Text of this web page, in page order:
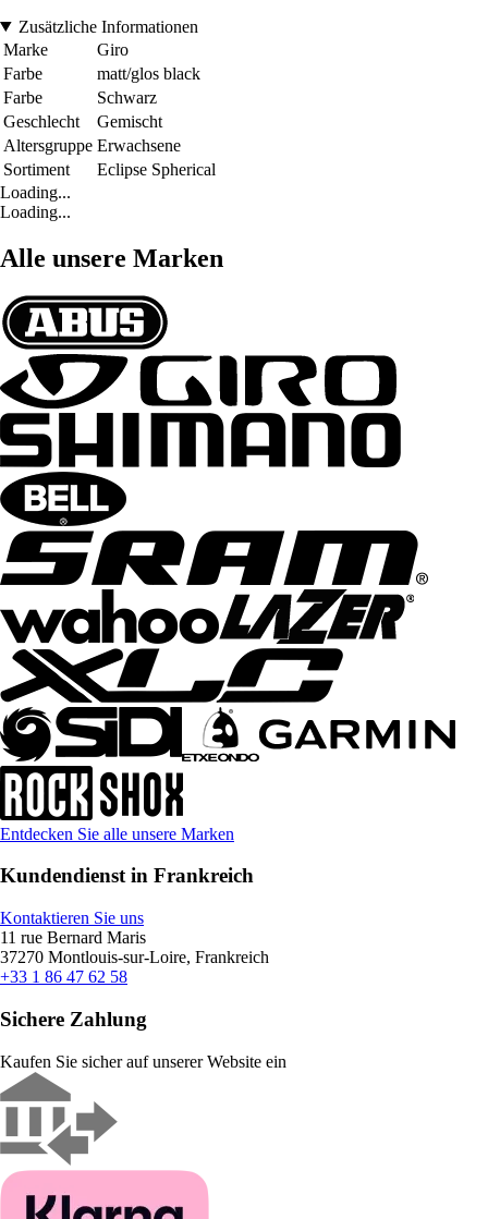
Zusätzliche Informationen
Marke
Giro
Farbe
matt/glos black
Farbe
Schwarz
Geschlecht
Gemischt
Altersgruppe Erwachsene
Sortiment
Eclipse Spherical
Loading...
Loading...
Alle unsere Marken
Entdecken Sie alle unsere Marken
Kundendienst in Frankreich
Kontaktieren Sie uns
11 rue Bernard Maris
37270 Montlouis-sur-Loire, Frankreich
+33 1 86 47 62 58
Sichere Zahlung
Kaufen Sie sicher auf unserer Website ein